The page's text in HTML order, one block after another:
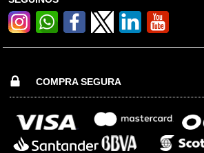
COMPRA SEGURA